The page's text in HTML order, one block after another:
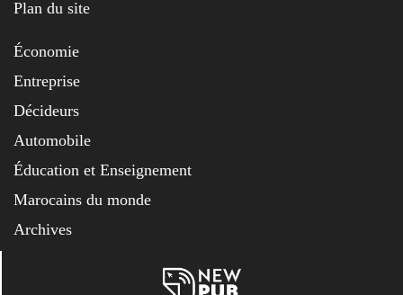
Plan du site
Économie
Entreprise
Décideurs
Automobile
Éducation et Enseignement
Marocains du monde
Archives